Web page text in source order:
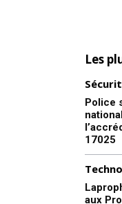
Les
Police
17025
aux